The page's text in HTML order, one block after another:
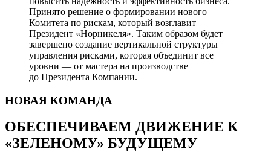
Принято решение о формировании нового
Комитета по рискам, который возглавит
Президент «Норникеля». Таким образом будет
завершено создание вертикальной структуры
управления рисками, которая объединит все
уровни — от мастера на производстве
до Президента Компании.
НОВАЯ КОМАНДА
ОБЕСПЕЧИВАЕМ ДВИЖЕНИЕ К
«ЗЕЛЕНОМУ» БУДУЩЕМУ